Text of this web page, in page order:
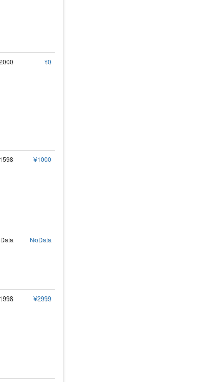
¥0
¥1000
NoData
¥2999